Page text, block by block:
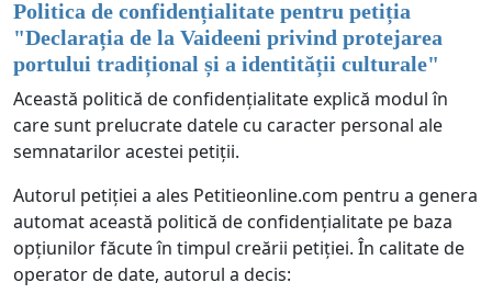
Politica de confidențialitate pentru petiția
"Declarația de la Vaideeni privind protejarea
portului tradițional și a identității culturale"
Această politică de confidențialitate explică modul în
care sunt prelucrate datele cu caracter personal ale
semnatarilor acestei petiții.
Autorul petiției a ales Petitieonline.com pentru a genera
automat această politică de confidențialitate pe baza
opțiunilor făcute în timpul creării petiției. În calitate de
operator de date, autorul a decis: